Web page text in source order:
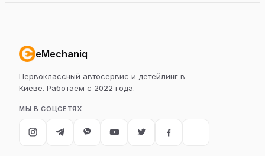
eMechaniq
Первоклассный автосервис и детейлинг в
Киеве. Работаем с 2022 года.
МЫ В СОЦСЕТЯХ